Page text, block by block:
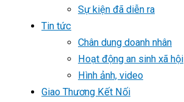
Sự kiện đã diễn ra
Tin tức
Chân dung doanh nhân
Hoạt động an sinh xã hội
Hình ảnh, video
Giao Thương Kết Nối